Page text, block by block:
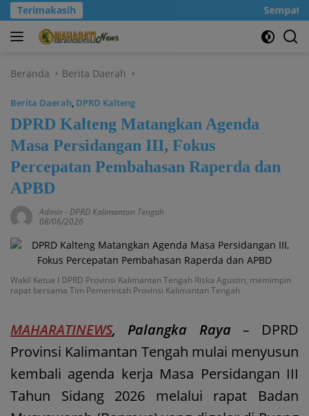
Langsung
ke
konten
Terimakasih
Beranda Berita Daerah
Berita Daerah, DPRD Kalteng
DPRD Kalteng Matangkan Agenda
Masa Persidangan III, Fokus
Percepatan Pembahasan Raperda dan
APBD
Admin - DPRD Kalimantan Tengah
08/06/2026
Wakil Ketua I DPRD Provinsi Kalimantan Tengah Riska Agustin, memimpin
rapat bersama Tim Pemerintah Provinsi Kalimantan Tengah
MAHARATINEWS, Palangka Raya – DPRD
Provinsi Kalimantan Tengah mulai menyusun
kembali agenda kerja Masa Persidangan III
Tahun Sidang 2026 melalui rapat Badan